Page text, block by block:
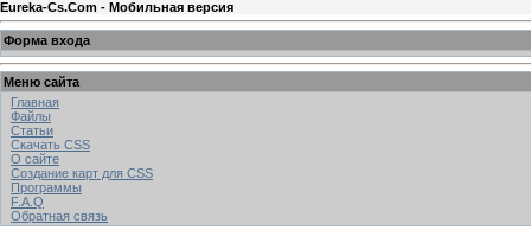
Eureka-Cs.Com - Мобильная версия
Форма входа
Меню сайта
Главная
Файлы
Статьи
Скачать CSS
О сайте
Создание карт для CSS
Программы
F.A.Q
Обратная связь